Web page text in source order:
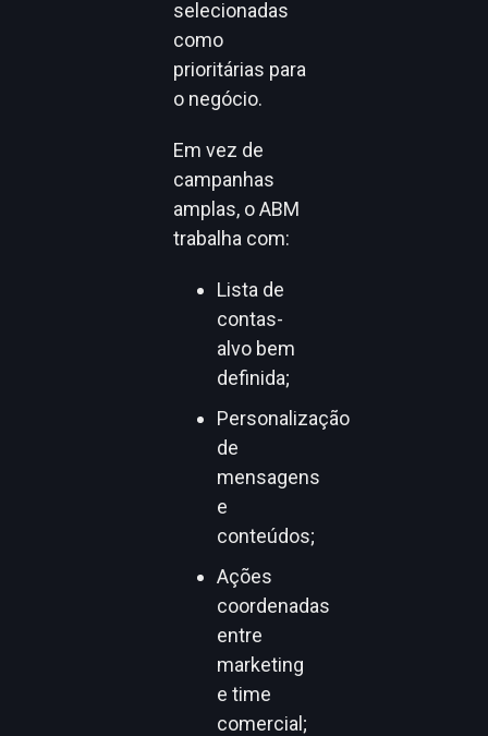
selecionadas
como
prioritárias para
o negócio.
Em vez de
campanhas
amplas, o ABM
trabalha com:
Lista de
contas-
alvo bem
definida;
Personalização
de
mensagens
e
conteúdos;
Ações
coordenadas
entre
marketing
e time
comercial;